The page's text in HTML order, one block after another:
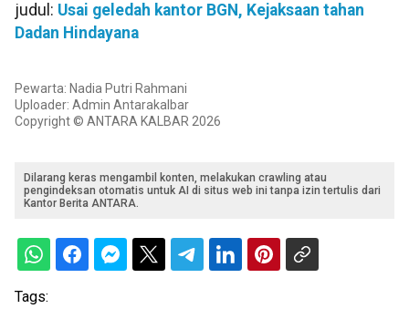
judul: Usai geledah kantor BGN, Kejaksaan tahan
Dadan Hindayana
Pewarta: Nadia Putri Rahmani
Uploader: Admin Antarakalbar
Copyright © ANTARA KALBAR 2026
Dilarang keras mengambil konten, melakukan crawling atau
pengindeksan otomatis untuk AI di situs web ini tanpa izin tertulis dari
Kantor Berita ANTARA.
Tags: